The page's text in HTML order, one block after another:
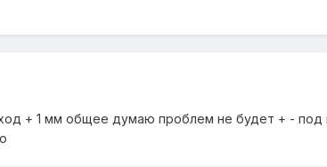
+ 1 мм общее думаю проблем не будет + -